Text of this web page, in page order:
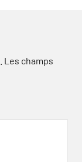
Les champs